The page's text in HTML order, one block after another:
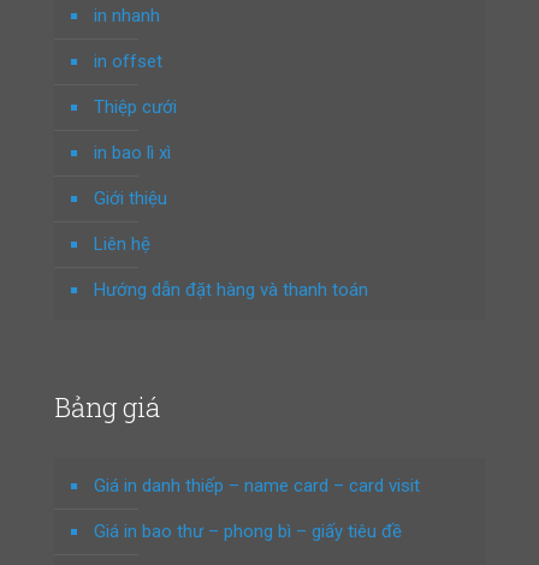
in nhanh
in offset
Thiệp cưới
in bao lì xì
Giới thiệu
Liên hệ
Hướng dẫn đặt hàng và thanh toán
Bảng giá
Giá in danh thiếp – name card – card visit
Giá in bao thư – phong bì – giấy tiêu đề